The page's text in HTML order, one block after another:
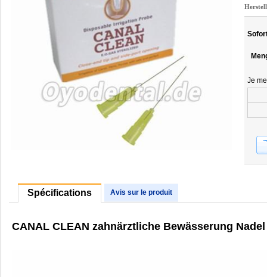
Je
Spécifications Avis sur le produit
CANAL CLEAN zahnärztliche Bewässerung